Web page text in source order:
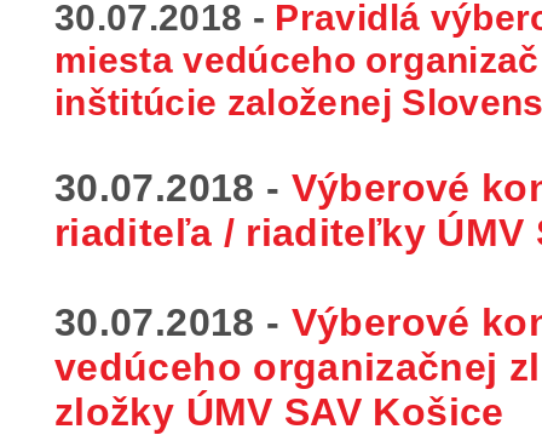
30.07.2018 - Pravidlá
miesta vedúceho
inštitúcie založenej
30.07.2018 - Výberové
riaditeľa / riaditeľkyÚMV
30.07.2018 - Výberové
vedúceho organizačnej
zložky ÚMV SAV Košice